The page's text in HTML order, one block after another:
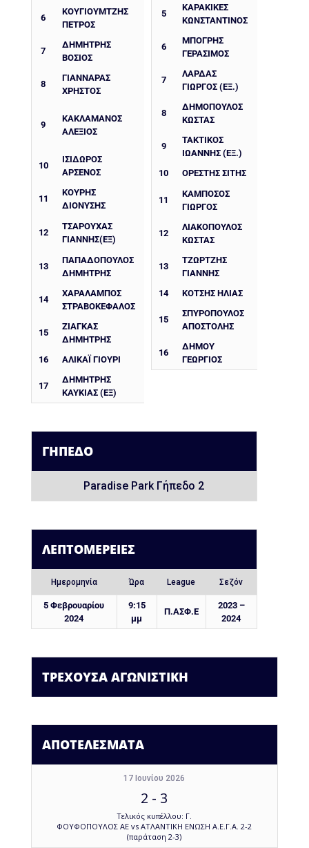
6
ΚΟΥΓΙΟΥΜΤΖΗΣ
ΠΕΤΡΟΣ
7
ΔΗΜΉΤΡΗΣ
ΒΌΣΙΟΣ
8
ΓΙΑΝΝΑΡΑΣ
ΧΡΗΣΤΟΣ
9
ΚΑΚΛΑΜΆΝΟΣ
ΑΛΈΞΙΟΣ
10
ΙΣΊΔΩΡΟΣ
ΑΡΣΈΝΟΣ
11
ΚΟΥΡΗΣ
ΔΙΟΝΥΣΗΣ
12
ΤΣΑΡΟΥΧΑΣ
ΓΙΑΝΝΗΣ(ΕΞ)
13
ΠΑΠΑΔΟΠΟΥΛΟΣ
ΔΗΜΗΤΡΗΣ
14
ΧΑΡΆΛΑΜΠΟΣ
ΣΤΡΑΒΟΚΈΦΑΛΟΣ
15
ΖΙΑΓΚΑΣ
ΔΗΜΗΤΡΗΣ
16
ΑΛΙΚΆΙ ΓΙΟΎΡΙ
17
ΔΗΜΉΤΡΗΣ
ΚΑΥΚΙΆΣ (ΕΞ)
5
ΚΑΡΑΚΙΚΕΣ
ΚΩΝΣΤΑΝΤΙΝΟΣ
6
ΜΠΟΓΡΗΣ
ΓΕΡΑΣΙΜΟΣ
7
ΛΑΡΔΑΣ
ΓΙΩΡΓΟΣ (ΕΞ.)
8
ΔΗΜΟΠΟΥΛΟΣ
ΚΩΣΤΑΣ
9
ΤΑΚΤΙΚΟΣ
ΙΩΑΝΝΗΣ (ΕΞ.)
10
ΟΡΕΣΤΗΣ ΣΙΤΗΣ
11
ΚΑΜΠΌΣΟΣ
ΓΙΏΡΓΟΣ
12
ΛΙΑΚΟΠΟΥΛΟΣ
ΚΩΣΤΑΣ
13
ΤΖΩΡΤΖΗΣ
ΓΙΑΝΝΗΣ
14
ΚΌΤΣΗΣ ΗΛΊΑΣ
15
ΣΠΥΡΟΠΟΥΛΟΣ
ΑΠΟΣΤΟΛΗΣ
16
ΔΗΜΟΥ
ΓΕΩΡΓΙΟΣ
ΓΉΠΕΔΟ
Paradise Park Γήπεδο 2
ΛΕΠΤΟΜΈΡΕΙΕΣ
Ημερομηνία Ώρα League Σεζόν
5 Φεβρουαρίου
2024
9:15
μμ
Π.ΑΣΦ.Ε
2023 –
2024
ΤΡΕΧΟΥΣΑ ΑΓΩΝΙΣΤΙΚΗ
ΑΠΟΤΕΛΕΣΜΑΤΑ
17 Ιουνίου 2026
2 - 3
Τελικός κυπέλλου: Γ.
ΦΟΥΦΟΠΟΥΛΟΣ ΑΕ vs ΑΤΛΑΝΤΙΚΗ ΕΝΩΣΗ Α.Ε.Γ.Α. 2-2
(παράταση 2-3)